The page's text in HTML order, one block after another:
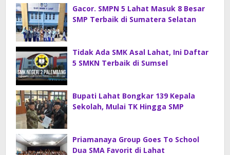
Gacor. SMPN 5 Lahat Masuk 8 Besar
SMP Terbaik di Sumatera Selatan
Tidak Ada SMK Asal Lahat, Ini Daftar
5 SMKN Terbaik di Sumsel
Bupati Lahat Bongkar 139 Kepala
Sekolah, Mulai TK Hingga SMP
Priamanaya Group Goes To School
Dua SMA Favorit di Lahat